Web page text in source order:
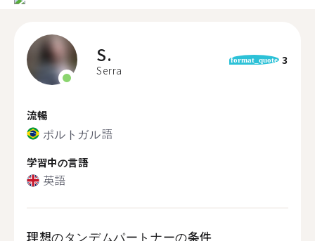
S.
Serra
format_quote 3
流暢
ポルトガル語
学習中の言語
英語
理想のタンデムパートナーの条件